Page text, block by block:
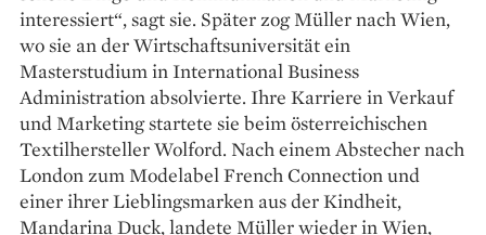
interessiert“, sagt sie. Später zog Müller nach Wien,
wo sie an der Wirtschaftsuniversität ein
Masterstudium in International Business
Administration absolvierte. Ihre Karriere in Verkauf
und Marketing startete sie beim österreichischen
Textilhersteller Wolford. Nach einem Abstecher nach
London zum Modelabel French Connection und
einer ihrer Lieblingsmarken aus der Kindheit,
Mandarina Duck, landete Müller wieder in Wien,